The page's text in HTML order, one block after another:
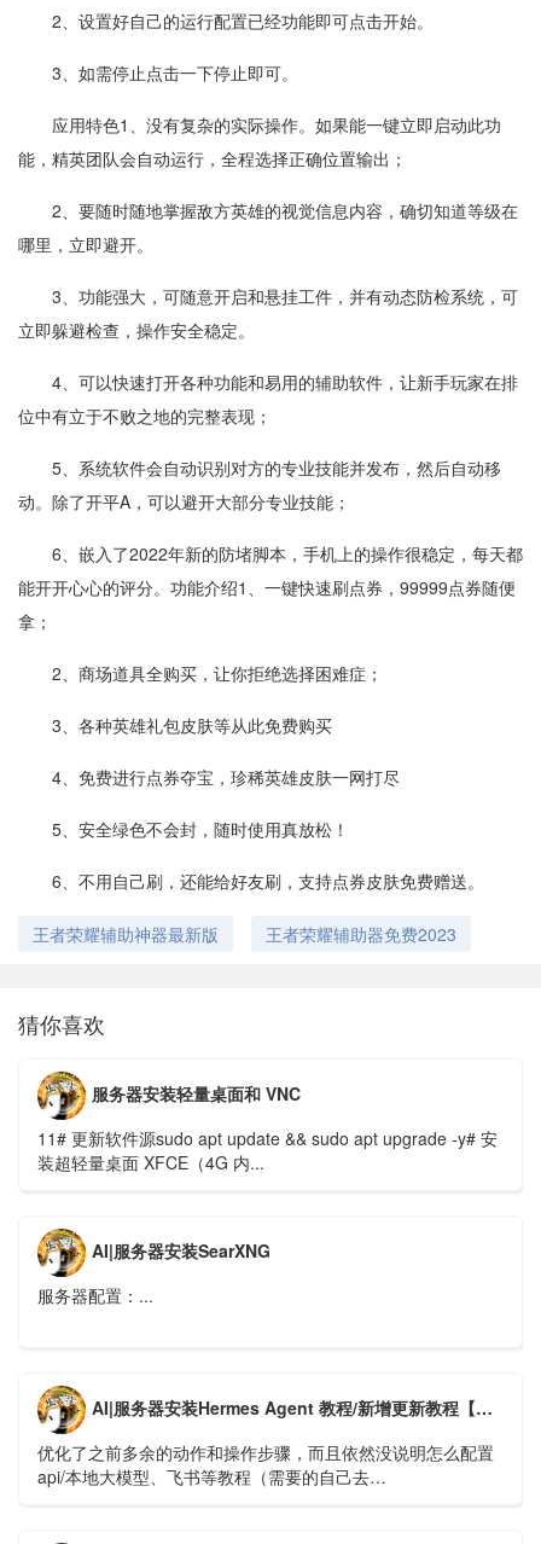
2、设置好自己的运行配置已经功能即可点击开始。
3、如需停止点击一下停止即可。
应用特色1、没有复杂的实际操作。如果能一键立即启动此功
能，精英团队会自动运行，全程选择正确位置输出；
2、要随时随地掌握敌方英雄的视觉信息内容，确切知道等级在
哪里，立即避开。
3、功能强大，可随意开启和悬挂工件，并有动态防检系统，可
立即躲避检查，操作安全稳定。
4、可以快速打开各种功能和易用的辅助软件，让新手玩家在排
位中有立于不败之地的完整表现；
5、系统软件会自动识别对方的专业技能并发布，然后自动移
动。除了开平A，可以避开大部分专业技能；
6、嵌入了2022年新的防堵脚本，手机上的操作很稳定，每天都
能开开心心的评分。功能介绍1、一键快速刷点券，99999点券随便
拿；
2、商场道具全购买，让你拒绝选择困难症；
3、各种英雄礼包皮肤等从此免费购买
4、免费进行点券夺宝，珍稀英雄皮肤一网打尽
5、安全绿色不会封，随时使用真放松！
6、不用自己刷，还能给好友刷，支持点券皮肤免费赠送。
王者荣耀辅助神器最新版 王者荣耀辅助器免费2023
猜你喜欢
服务器安装轻量桌面和 VNC
11# 更新软件源sudo apt update && sudo apt upgrade -y# 安
装超轻量桌面 XFCE（4G 内...
AI|服务器安装SearXNG
服务器配置：...
AI|服务器安装Hermes Agent 教程/新增更新教程【新版】
优化了之前多余的动作和操作步骤，而且依然没说明怎么配置
api/本地大模型、飞书等教程（需要的自己去